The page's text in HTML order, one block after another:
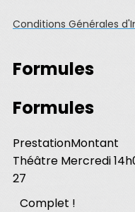
Conditions Générales
Formules
Formules
PrestationMontant
Théâtre Mercredi
27
Complet !